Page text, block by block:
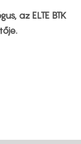
az ELTE BTK